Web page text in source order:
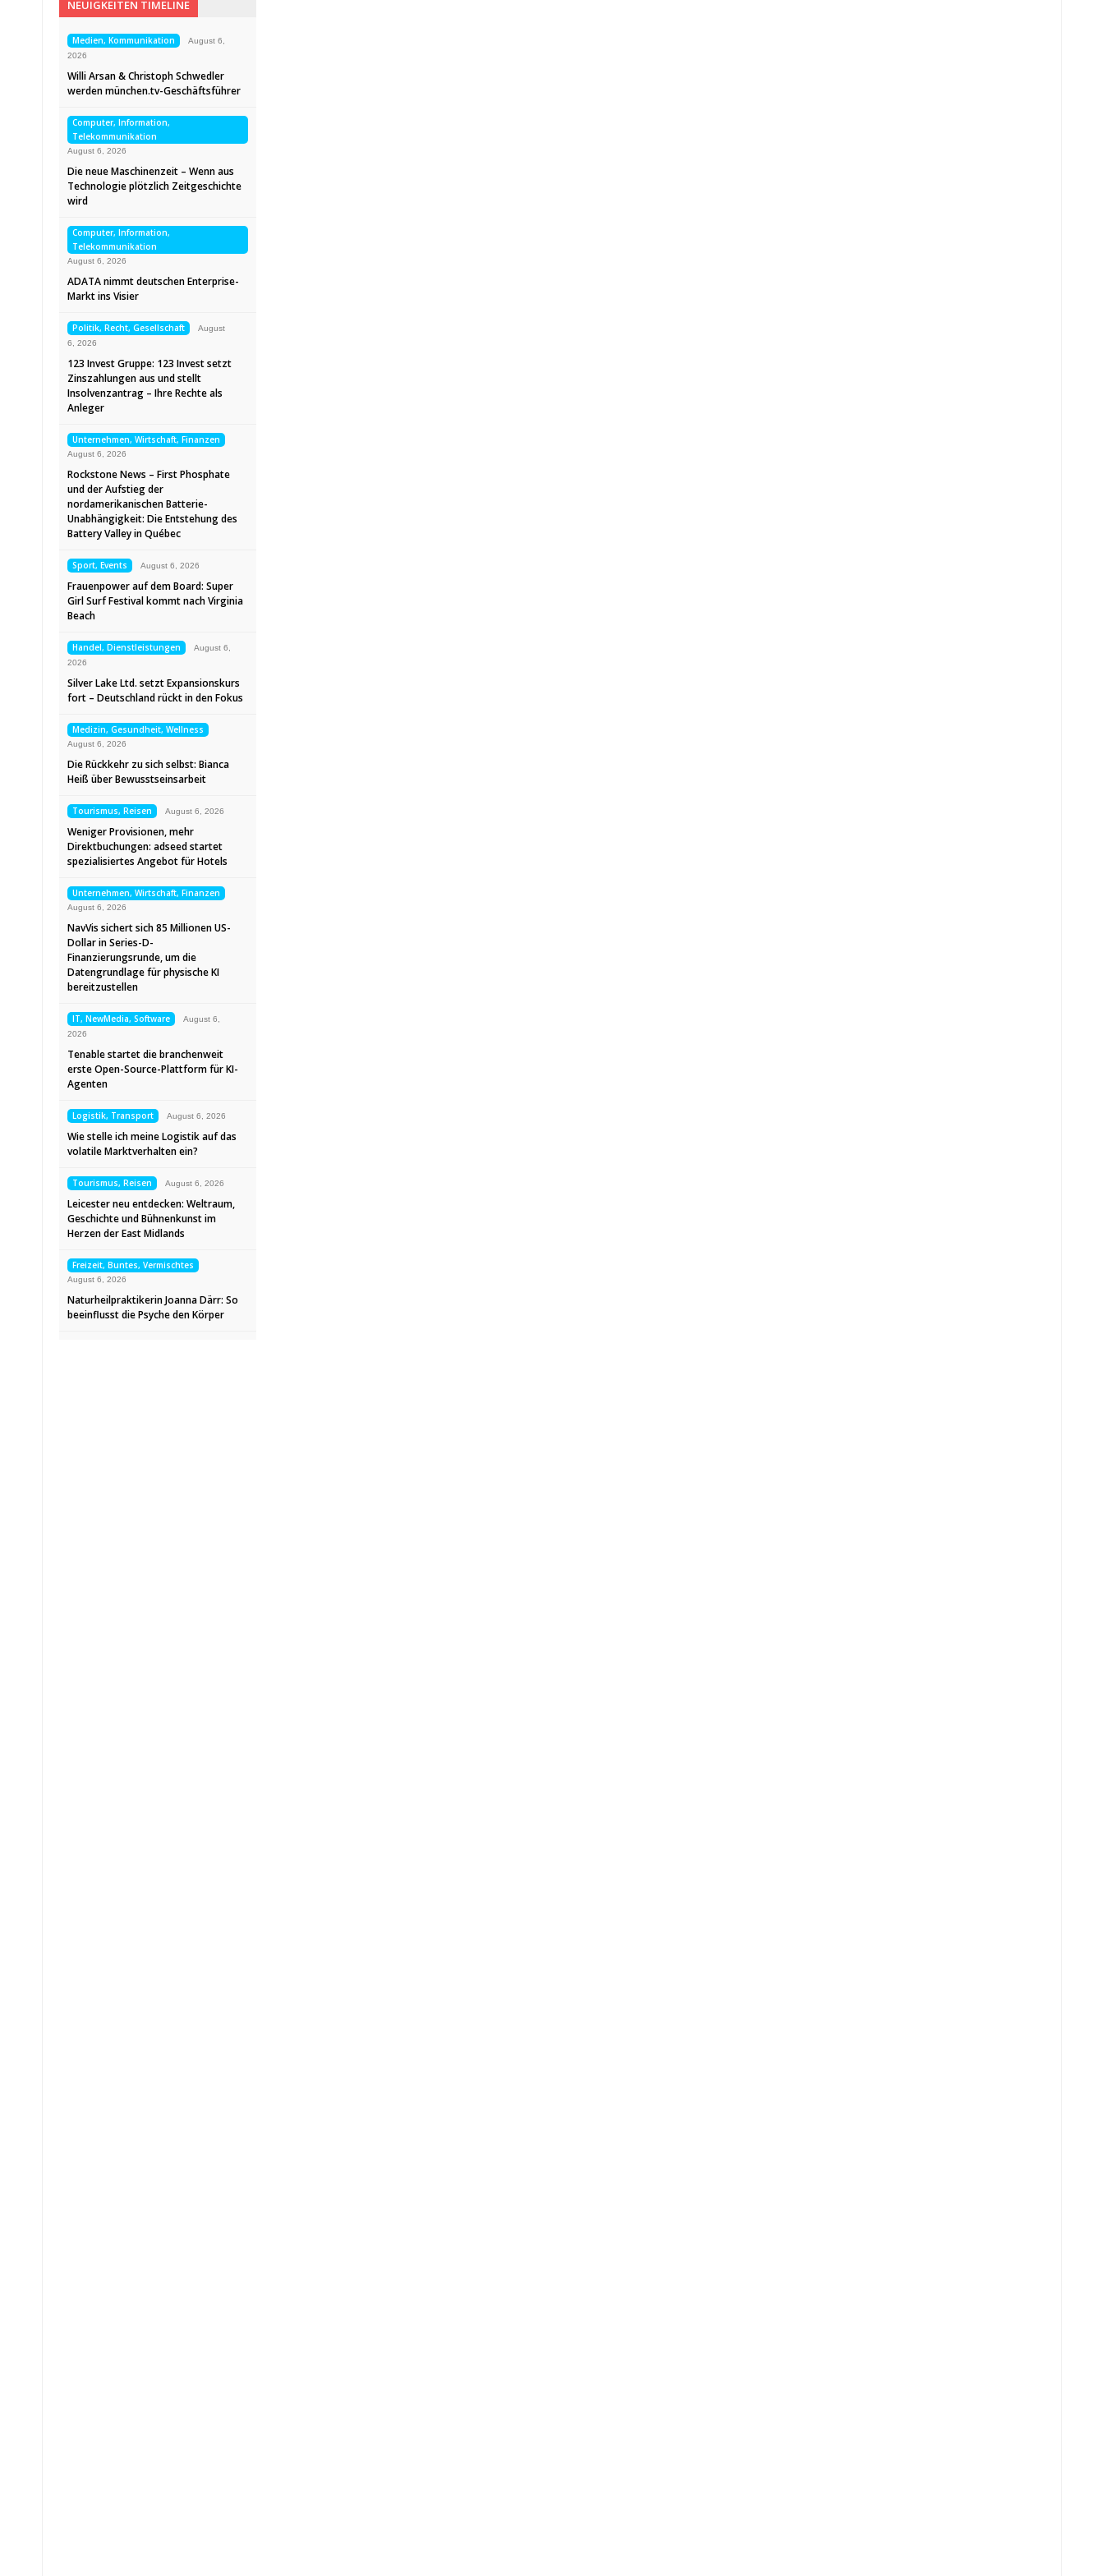
NEUIGKEITEN TIMELINE
Medien, Kommunikation
August 6,
2026
Willi Arsan & Christoph Schwedler
werden münchen.tv-Geschäftsführer
Computer, Information,
Telekommunikation
August 6, 2026
Die neue Maschinenzeit – Wenn aus
Technologie plötzlich Zeitgeschichte
wird
Computer, Information,
Telekommunikation
August 6, 2026
ADATA nimmt deutschen Enterprise-
Markt ins Visier
Politik, Recht, Gesellschaft
August
6, 2026
123 Invest Gruppe: 123 Invest setzt
Zinszahlungen aus und stellt
Insolvenzantrag – Ihre Rechte als
Anleger
Unternehmen, Wirtschaft, Finanzen
August 6, 2026
Rockstone News – First Phosphate
und der Aufstieg der
nordamerikanischen Batterie-
Unabhängigkeit: Die Entstehung des
Battery Valley in Québec
Sport, Events August 6, 2026
Frauenpower auf dem Board: Super
Girl Surf Festival kommt nach Virginia
Beach
Handel, Dienstleistungen
August 6,
2026
Silver Lake Ltd. setzt Expansionskurs
fort – Deutschland rückt in den Fokus
Medizin, Gesundheit, Wellness
August 6, 2026
Die Rückkehr zu sich selbst: Bianca
Heiß über Bewusstseinsarbeit
Tourismus, Reisen August 6, 2026
Weniger Provisionen, mehr
Direktbuchungen: adseed startet
spezialisiertes Angebot für Hotels
Unternehmen, Wirtschaft, Finanzen
August 6, 2026
NavVis sichert sich 85 Millionen US-
Dollar in Series-D-
Finanzierungsrunde, um die
Datengrundlage für physische KI
bereitzustellen
IT, NewMedia, Software
August 6,
2026
Tenable startet die branchenweit
erste Open-Source-Plattform für KI-
Agenten
Logistik, Transport August 6, 2026
Wie stelle ich meine Logistik auf das
volatile Marktverhalten ein?
Tourismus, Reisen August 6, 2026
Leicester neu entdecken: Weltraum,
Geschichte und Bühnenkunst im
Herzen der East Midlands
Freizeit, Buntes, Vermischtes
August 6, 2026
Naturheilpraktikerin Joanna Därr: So
beeinflusst die Psyche den Körper